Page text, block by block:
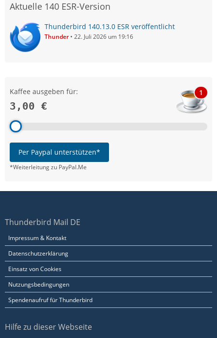
Aktuelle 140 ESR-Version
Thunderbird 140.13.0 ESR veröffentlicht
Thunder 22. Juli 2026 um 19:16
Kaffee ausgeben für:
3,00 €
1
Per Paypal unterstützen*
*Weiterleitung zu PayPal.Me
Thunderbird Mail DE
Impressum & Kontakt
Datenschutzerklärung
Einsatz von Cookies
Nutzungsbedingungen
Spendenaufruf für Thunderbird
Hilfe zu dieser Webseite